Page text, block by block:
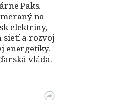
Paks.
na
elektriny,
sietí a rozvoj
energetiky.
vláda.